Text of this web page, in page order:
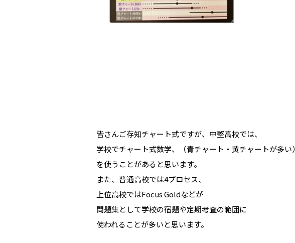
皆さんご存知チャート式ですが、中堅高校では、
学校でチャート式数学、（青チャート・黄チャートが多い）
を使うことがあると思います。
また、普通高校では4プロセス、
上位高校ではFocus Goldなどが
問題集として学校の宿題や定期考査の範囲に
使われることが多いと思います。